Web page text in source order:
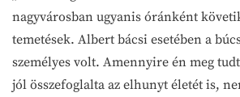
nagyvárosban ugyanis óránként
temetések. Albert bácsi esetében a
személyes volt. Amennyire én meg
jól összefoglalta az elhunyt életét is,